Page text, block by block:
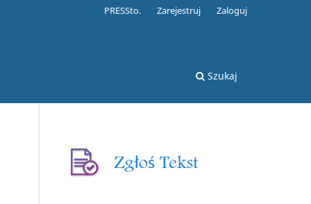
Szukaj
PRESSto. Zarejestruj Zaloguj